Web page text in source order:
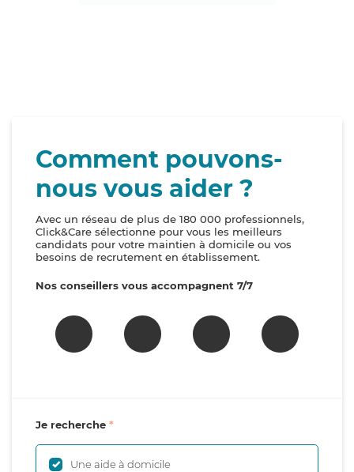
Comment pouvons-
nous vous aider ?
Avec un réseau de plus de 180 000 professionnels,
Click&Care sélectionne pour vous les meilleurs
candidats pour votre maintien à domicile ou vos
besoins de recrutement en établissement.
Nos conseillers vous accompagnent 7/7
Je recherche
Une aide à domicile